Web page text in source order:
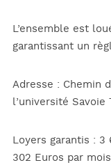
L’ensemble est
garantissant un
Adresse : Chemin
l’université Savoie
Loyers garantis : 3
302 Euros par mois